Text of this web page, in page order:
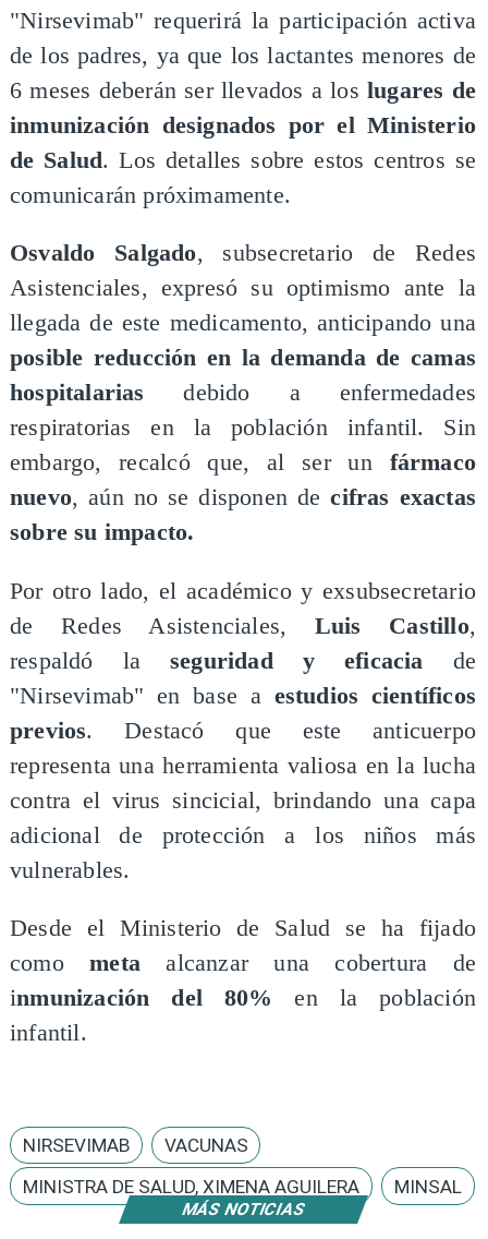
MÁS NOTICIAS
"Nirsevimab" requerirá la participación activa
de los padres, ya que los lactantes menores de
6 meses deberán ser llevados a loslugares de
inmunización designados por el Ministerio
de Salud. Los detalles sobre estos centros se
comunicarán próximamente.
Osvaldo Salgado, subsecretario de Redes
Asistenciales, expresó su optimismo ante la
llegada de este medicamento, anticipando una
posible reducción en la demanda de camas
hospitalarias debido a enfermedades
respiratorias en la población infantil. Sin
embargo, recalcó que, al ser unfármaco
nuevo, aún no se disponen de cifras exactas
sobre su impacto.
​Por otro lado, el académico y exsubsecretario
de Redes Asistenciales, Luis Castillo,
respaldó la seguridad y eficacia de
"Nirsevimab" en base a estudios científicos
previos. Destacó que este anticuerpo
representa una herramienta valiosa en la lucha
contra el virus sincicial, brindando una capa
adicional de protección a los niños más
vulnerables.
​Desde el Ministerio de Salud se ha fijado
comometaalcanzar una cobertura de
inmunización del 80%
en la población
infantil.
NIRSEVIMAB
VACUNAS
MINISTRA DE SALUD, XIMENA AGUILERA
MINSAL